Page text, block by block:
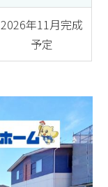
2026年11月完成
予定